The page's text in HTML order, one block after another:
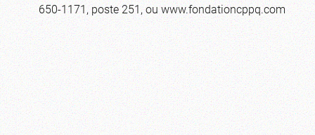
650-1171, poste 251, ou www.fondationcppq.com